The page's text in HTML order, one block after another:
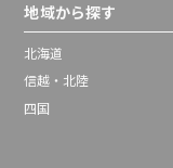
地域から探す
北海道
信越・北陸
四国